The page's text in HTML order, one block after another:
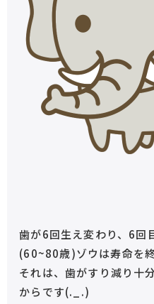
歯が6回生え変わり、6回
(60~80歳)ゾウは寿命を終
それは、歯がすり減り十
からです(._.)